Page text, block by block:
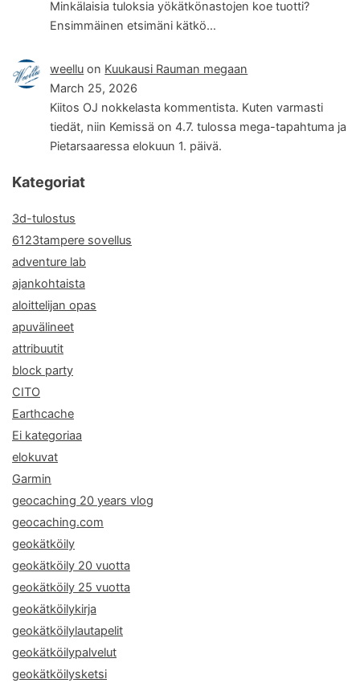
Minkälaisia tuloksia yökätkönastojen koe tuotti?
Ensimmäinen etsimäni kätkö…
weellu on Kuukausi Rauman megaan
March 25, 2026
Kiitos OJ nokkelasta kommentista. Kuten varmasti
tiedät, niin Kemissä on 4.7. tulossa mega-tapahtuma ja
Pietarsaaressa elokuun 1. päivä.
Kategoriat
3d-tulostus
6123tampere sovellus
adventure lab
ajankohtaista
aloittelijan opas
apuvälineet
attribuutit
block party
CITO
Earthcache
Ei kategoriaa
elokuvat
Garmin
geocaching 20 years vlog
geocaching.com
geokätköily
geokätköily 20 vuotta
geokätköily 25 vuotta
geokätköilykirja
geokätköilylautapelit
geokätköilypalvelut
geokätköilysketsi